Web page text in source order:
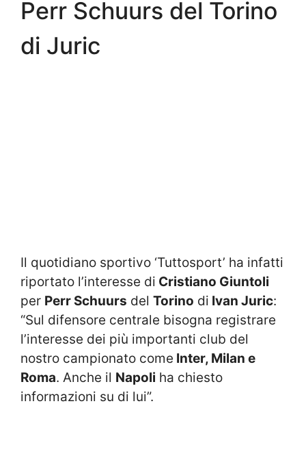
Perr Schuurs del Torino
di Juric
Il quotidiano sportivo ‘Tuttosport’ ha infatti
riportato l’interesse di Cristiano Giuntoli
per Perr Schuurs del Torino di Ivan Juric:
“Sul difensore centrale bisogna registrare
l’interesse dei più importanti club del
nostro campionato come Inter, Milan e
Roma. Anche il Napoli ha chiesto
informazioni su di lui”.